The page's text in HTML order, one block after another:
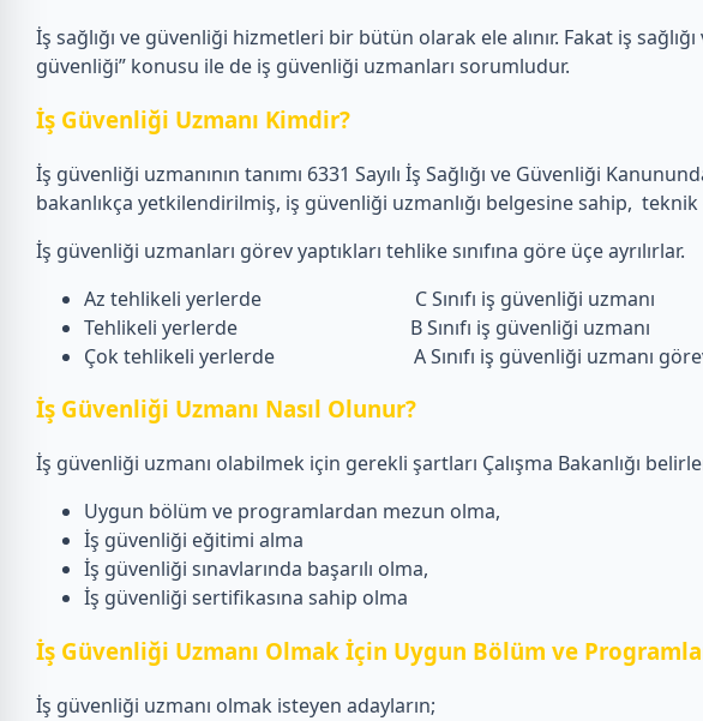
İş sağlığı ve güvenliği hizmetleri bir bütün olarak ele alınır. Fakat iş
güvenliği” konusu ile de iş güvenliği uzmanları sorumludur.
İş Güvenliği Uzmanı Kimdir?
İş güvenliği uzmanının tanımı 6331 Sayılı İş Sağlığı ve Güvenliği
bakanlıkça yetkilendirilmiş, iş güvenliği uzmanlığı belgesine sahip, teknik
İş güvenliği uzmanları görev yaptıkları tehlike sınıfına göre üçe ayrılırlar.
Az tehlikeli yerlerde C Sınıfı iş güvenliği uzmanı
Tehlikeli yerlerde B Sınıfı iş güvenliği uzmanı
Çok tehlikeli yerlerde A Sınıfı iş güvenliği uzmanı
İş Güvenliği Uzmanı Nasıl Olunur?
İş güvenliği uzmanı olabilmek için gerekli şartları Çalışma Bakanlığı
Uygun bölüm ve programlardan mezun olma,
İş güvenliği eğitimi alma
İş güvenliği sınavlarında başarılı olma,
İş güvenliği sertifikasına sahip olma
İş Güvenliği Uzmanı Olmak İçin Uygun Bölüm ve
İş güvenliği uzmanı olmak isteyen adayların;